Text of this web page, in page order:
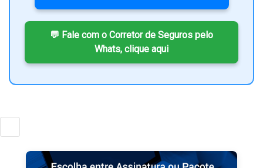
💬 Fale com o Corretor de Seguros pelo
Whats, clique aqui